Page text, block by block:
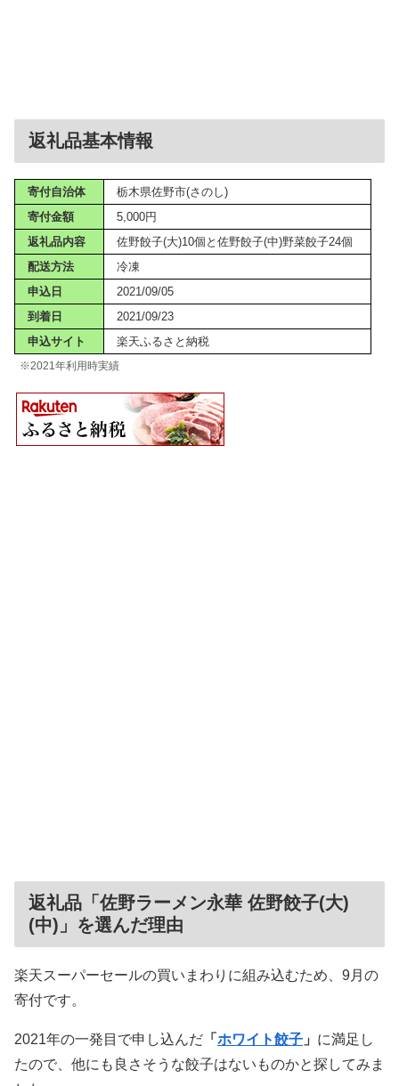
返礼品基本情報
寄付自治体
栃木県佐野市(さのし)
寄付金額
5,000円
返礼品内容
佐野餃子(大)10個と佐野餃子(中)野菜餃子24個
配送方法
冷凍
申込日
2021/09/05
到着日
2021/09/23
申込サイト
楽天ふるさと納税
※2021年利用時実績
返礼品「佐野ラーメン永華 佐野餃子(大)
(中)」を選んだ理由
楽天スーパーセールの買いまわりに組み込むため、9月の
寄付です。
2021年の一発目で申し込んだ 「 ホワイト餃子 」 に満足し
たので、他にも良さそうな餃子はないものかと探してみま